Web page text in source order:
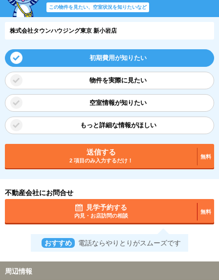
この物件を見たい、空室状況を知りたいなど
株式会社タウンハウジング東京 新小岩店
初期費用が知りたい
物件を実際に見たい
空室情報が知りたい
もっと詳細な情報がほしい
送信する
2 項目のみ入力するだけ！
無料
不動産会社にお問合せ
見学予約する
内見・お店訪問の相談
無料
おすすめ 電話ならやりとりがスムーズです
周辺情報